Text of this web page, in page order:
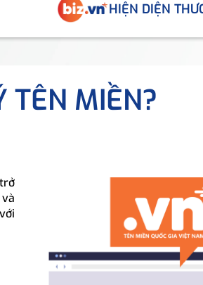
HIỆN DIỆN
TÊN MIỀN?